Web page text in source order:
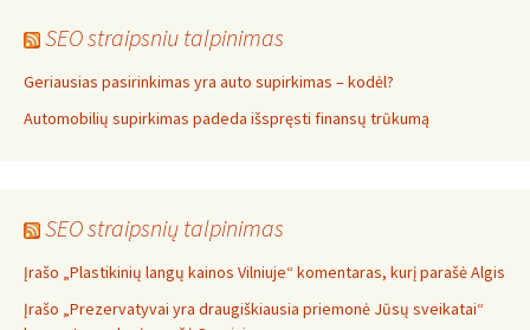
SEO straipsniu talpinimas
Geriausias pasirinkimas yra auto supirkimas – kodėl?
Automobilių supirkimas padeda išspręsti finansų trūkumą
SEO straipsnių talpinimas
Įrašo „Plastikinių langų kainos Vilniuje“ komentaras, kurį parašė Algis
Įrašo „Prezervatyvai yra draugiškiausia priemonė Jūsų sveikatai“